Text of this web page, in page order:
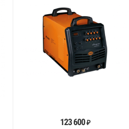
123 600 ₽